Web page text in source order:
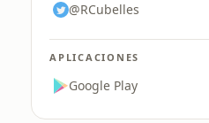
@RCubelles
APLICACIONES
Google Play